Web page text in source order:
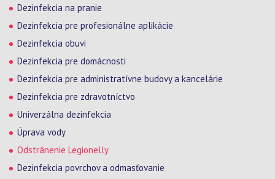
Dezinfekcia na pranie
Dezinfekcia pre profesionálne aplikácie
Dezinfekcia obuvi
Dezinfekcia pre domácnosti
Dezinfekcia pre administratívne budovy a kancelárie
Dezinfekcia pre zdravotníctvo
Univerzálna dezinfekcia
Úprava vody
Odstránenie Legionelly
Dezinfekcia povrchov a odmasťovanie